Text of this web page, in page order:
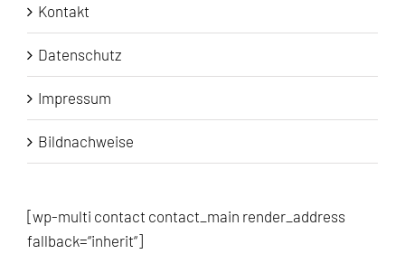
Kontakt
Datenschutz
Impressum
Bildnachweise
[wp-multi contact contact_main render_address
fallback=“inherit“]